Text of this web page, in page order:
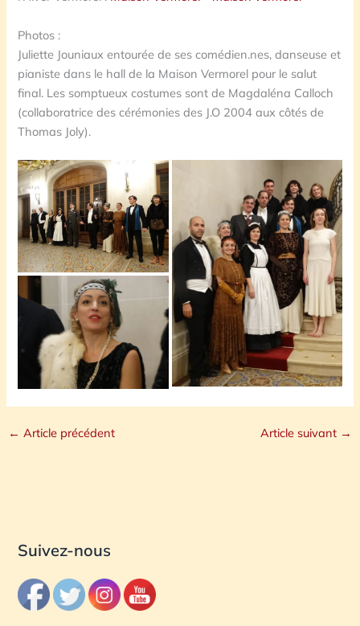
Photos :
Juliette Jouniaux entourée de ses comédien.nes, danseuse et
pianiste dans le hall de la Maison Vermorel pour le salut
final. Les somptueux costumes sont de Magdaléna Calloch
(collaboratrice des cérémonies des J.O 2004 aux côtés de
Thomas Joly).
← Article précédent Article suivant →
Suivez-nous